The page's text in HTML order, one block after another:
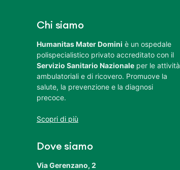
Chi siamo
Humanitas Mater Domini è un ospedale
polispecialistico privato accreditato con il
Servizio Sanitario Nazionale per le attività
ambulatoriali e di ricovero. Promuove la
salute, la prevenzione e la diagnosi
precoce.
Scopri di più
Dove siamo
Via Gerenzano, 2